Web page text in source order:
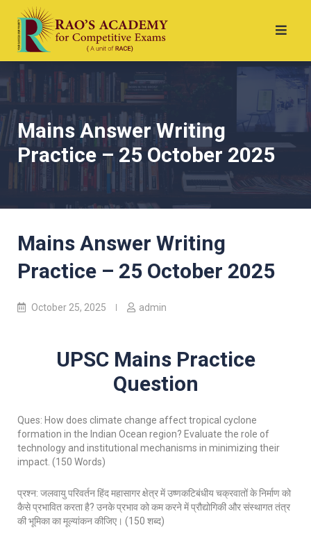
Mains Answer Writing
Practice – 25 October 2025
Mains Answer Writing
Practice – 25 October 2025
October 25, 2025 admin
UPSC Mains Practice
Question
Ques: How does climate change affect tropical cyclone
formation in the Indian Ocean region? Evaluate the role of
technology and institutional mechanisms in minimizing their
impact. (150 Words)
प्रश्न: जलवायु परिवर्तन हिंद महासागर क्षेत्र में उष्णकटिबंधीय चक्रवातों के निर्माण को
कैसे प्रभावित करता है? उनके प्रभाव को कम करने में प्रौद्योगिकी और संस्थागत तंत्र
की भूमिका का मूल्यांकन कीजिए। (150 शब्द)